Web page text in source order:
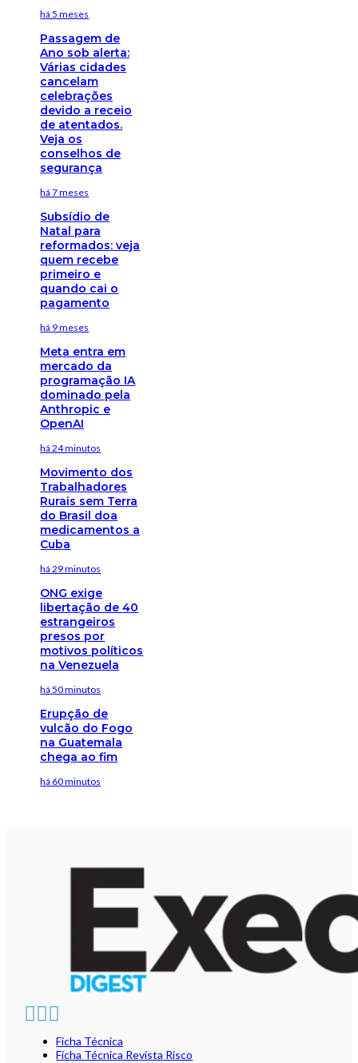
há 5 meses
Passagem de
Ano sob alerta:
Várias cidades
cancelam
celebrações
devido a receio
de atentados.
Veja os
conselhos de
segurança
há 7 meses
Subsídio de
Natal para
reformados: veja
quem recebe
primeiro e
quando cai o
pagamento
há 9 meses
Meta entra em
mercado da
programação IA
dominado pela
Anthropic e
OpenAI
há 24 minutos
Movimento dos
Trabalhadores
Rurais sem Terra
do Brasil doa
medicamentos a
Cuba
há 29 minutos
ONG exige
libertação de 40
estrangeiros
presos por
motivos políticos
na Venezuela
há 50 minutos
Erupção de
vulcão do Fogo
na Guatemala
chega ao fim
há 60 minutos
Ficha Técnica
Ficha Técnica Revista Risco